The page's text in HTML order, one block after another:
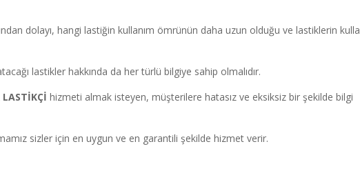
dolayı, hangi lastiğin kullanım ömrünün daha uzun olduğu ve lastiklerin
lastikler hakkında da her türlü bilgiye sahip olmalıdır.
LASTİKÇİhizmeti almak isteyen, müşterilere hatasız ve eksiksiz bir şekilde bilgi
sizler için en uygun ve en garantili şekilde hizmet verir.